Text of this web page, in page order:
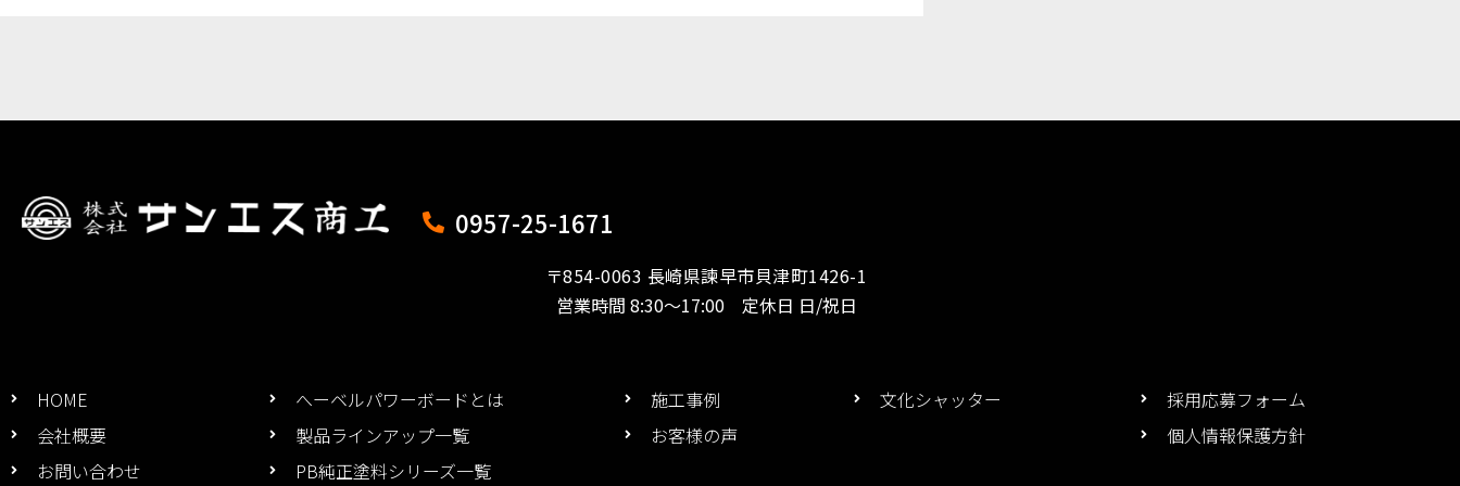
0957-25-1671
〒854-0063 長崎県諫早市貝津町1426-1
営業時間 8:30～17:00 定休日 日/祝日
HOME
会社概要
お問い合わせ
へーベルパワーボードとは
製品ラインアップ一覧
PB純正塗料シリーズ一覧
施工事例
お客様の声
文化シャッター
採用応募フォーム
個人情報保護方針